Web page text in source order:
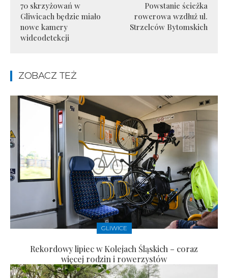
70 skrzyżowań w
Gliwicach będzie miało
nowe kamery
wideodetekcji
Powstanie ścieżka
rowerowa wzdłuż ul.
Strzelców Bytomskich
ZOBACZ TEŻ
GLIWICE
Rekordowy lipiec w Kolejach Śląskich – coraz
więcej rodzin i rowerzystów